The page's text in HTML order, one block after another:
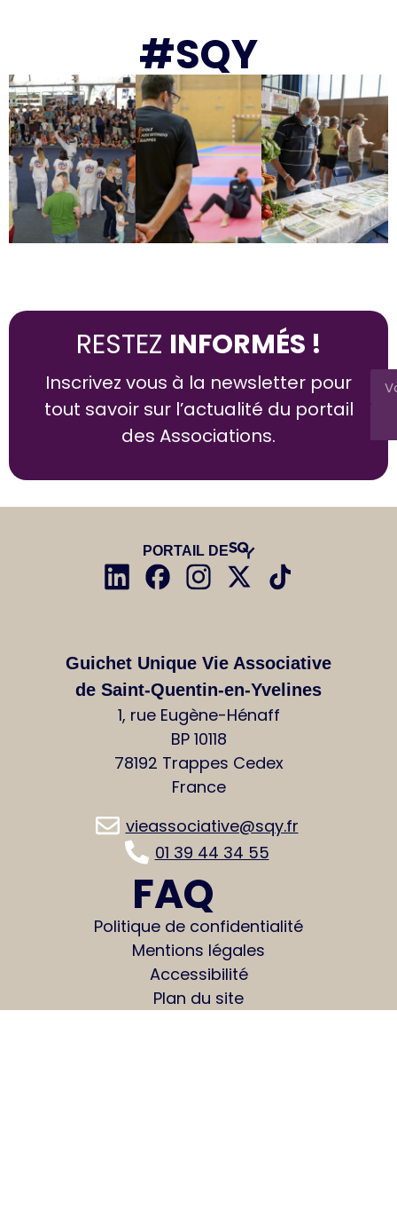
#SQY
RESTEZ INFORMÉS !
Inscrivez vous à la newsletter pour
tout savoir sur l’actualité du portail
des Associations.
PORTAIL DE
Guichet Unique Vie Associative
de Saint-Quentin-en-Yvelines
1, rue Eugène-Hénaff
BP 10118
78192 Trappes Cedex
France
vieassociative@sqy.fr
01 39 44 34 55
FAQ
Politique de confidentialité
Mentions légales
Accessibilité
Plan du site